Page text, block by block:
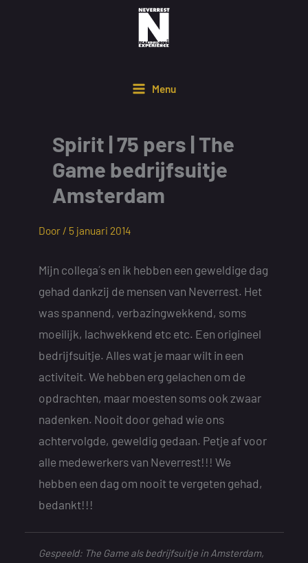
Menu
Spirit | 75 pers | The
Game bedrijfsuitje
Amsterdam
Door / 5 januari 2014
Mijn collega´s en ik hebben een geweldige dag
gehad dankzij de mensen van Neverrest. Het
was spannend, verbazingwekkend, soms
moeilijk, lachwekkend etc etc. Een origineel
bedrijfsuitje. Alles wat je maar wilt in een
activiteit. We hebben erg gelachen om de
opdrachten, maar moesten soms ook zwaar
nadenken. Nooit door gehad wie ons
achtervolgde, geweldig gedaan. Petje af voor
alle medewerkers van Neverrest!!! We
hebben een dag om nooit te vergeten gehad,
bedankt!!!
Gespeeld: The Game als bedrijfsuitje in Amsterdam,